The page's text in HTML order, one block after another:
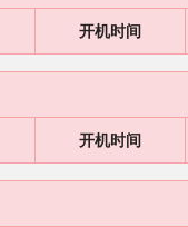
开机时间
开机时间